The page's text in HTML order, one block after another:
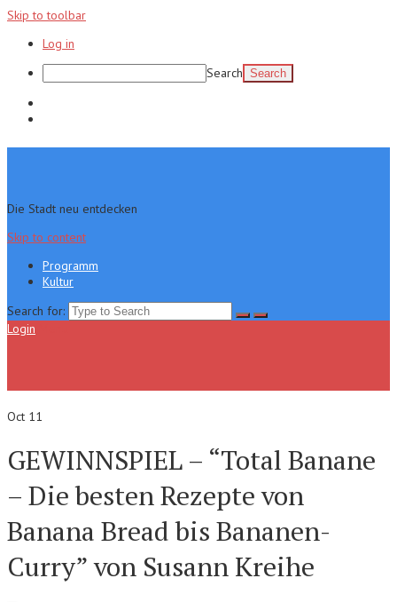
Skip to toolbar
Log in
Search
Die Stadt neu entdecken
Skip to content
Programm
Kultur
Search for:
Login
Oct 11
GEWINNSPIEL – “Total Banane
– Die besten Rezepte von
Banana Bread bis Bananen-
Curry” von Susann Kreihe